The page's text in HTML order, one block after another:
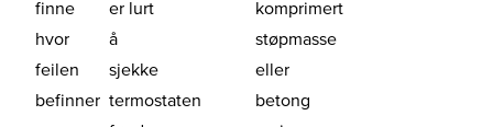
finne
hvor
feilen
befinner
er lurt
å
sjekke
termostaten
komprimert
støpmasse
eller
betong